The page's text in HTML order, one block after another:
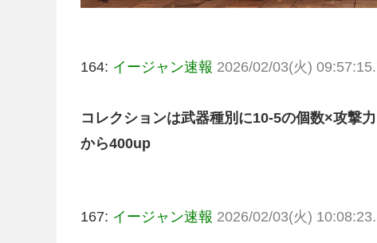
164: イージャン速報 2026/02/03(火)
コレクションは武器種別に10-5の個数×攻撃
から400up
167: イージャン速報 2026/02/03(火)